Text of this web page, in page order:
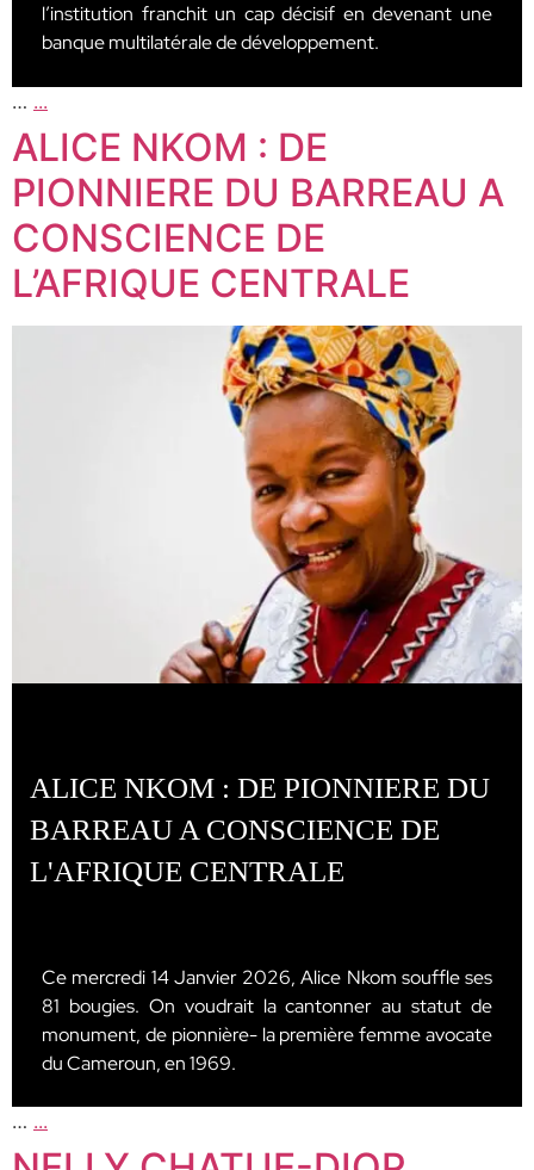
l’institution franchit un cap décisif en devenant une
banque multilatérale de développement.
… ...
ALICE NKOM : DE
PIONNIERE DU BARREAU A
CONSCIENCE DE
L’AFRIQUE CENTRALE
ALICE NKOM : DE PIONNIERE DU
BARREAU A CONSCIENCE DE
L'AFRIQUE CENTRALE
Ce mercredi 14 Janvier 2026, Alice Nkom souffle ses
81 bougies. On voudrait la cantonner au statut de
monument, de pionnière- la première femme avocate
du Cameroun, en 1969.
… ...